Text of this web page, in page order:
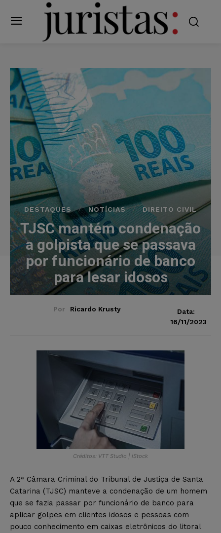
DESTAQUES NOTÍCIAS DIREITO CIVIL
TJSC mantém condenação
a golpista que se passava
por funcionário de banco
para lesar idosos
Por Ricardo Krusty
Data:
16/11/2023
Créditos: VTT Studio | iStock
A 2ª Câmara Criminal do Tribunal de Justiça de Santa
Catarina (TJSC) manteve a condenação de um homem
que se fazia passar por funcionário de banco para
aplicar golpes em clientes idosos e pessoas com
pouco conhecimento em caixas eletrônicos do litoral